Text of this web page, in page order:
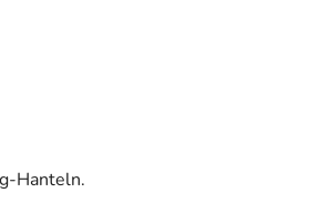
Hanteln.